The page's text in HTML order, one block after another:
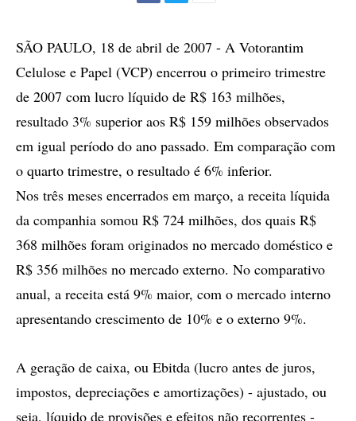
compartilhamento
SÃO PAULO, 18 de abril de 2007 - A Votorantim
Celulose e Papel (VCP) encerrou o primeiro trimestre
de 2007 com lucro líquido de R$ 163 milhões,
resultado 3% superior aos R$ 159 milhões observados
em igual período do ano passado. Em comparação com
o quarto trimestre, o resultado é 6% inferior.
Nos três meses encerrados em março, a receita líquida
da companhia somou R$ 724 milhões, dos quais R$
368 milhões foram originados no mercado doméstico e
R$ 356 milhões no mercado externo. No comparativo
anual, a receita está 9% maior, com o mercado interno
apresentando crescimento de 10% e o externo 9%.
A geração de caixa, ou Ebitda (lucro antes de juros,
impostos, depreciações e amortizações) - ajustado, ou
seja, líquido de provisões e efeitos não recorrentes -